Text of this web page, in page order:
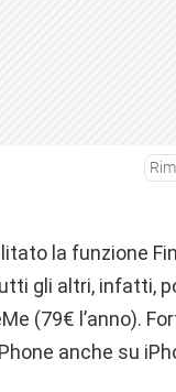
la funzione
gli altri, infatti,
(79€ l’anno).
anche su